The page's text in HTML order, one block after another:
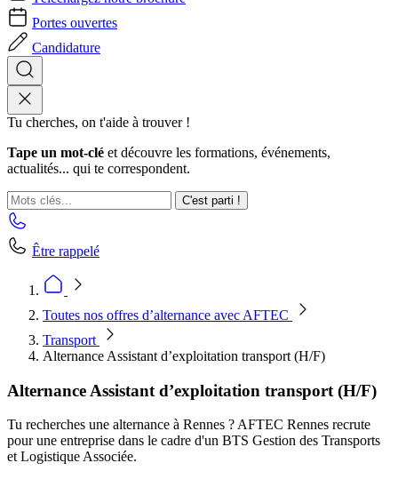
Portes ouvertes
Candidature
Tu cherches, on t'aide à trouver !
Tape un mot-clé et découvre les formations, événements,
actualités... qui te correspondent.
C'est parti !
Être rappelé
Toutes nos offres d’alternance avec AFTEC
Transport
Alternance Assistant d’exploitation transport (H/F)
Alternance Assistant d’exploitation transport (H/F)
Tu recherches une alternance à Rennes ? AFTEC Rennes recrute
pour une entreprise dans le cadre d'un BTS Gestion des Transports
et Logistique Associée.